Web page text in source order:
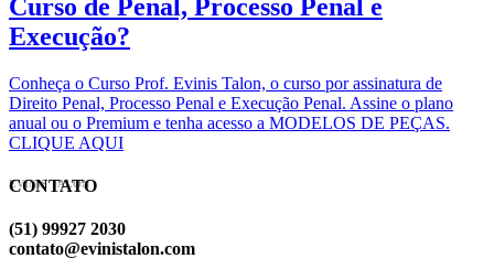
Curso de Penal, Processo Penal e
Execução?
Conheça o Curso Prof. Evinis Talon, o curso por assinatura de
Direito Penal, Processo Penal e Execução Penal. Assine o plano
anual ou o Premium e tenha acesso a MODELOS DE PEÇAS.
CLIQUE AQUI
EVINIS TALON
CONTATO
(51) 99927 2030
contato@evinistalon.com